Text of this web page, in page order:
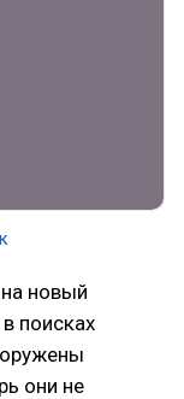
новый
поисках
они не